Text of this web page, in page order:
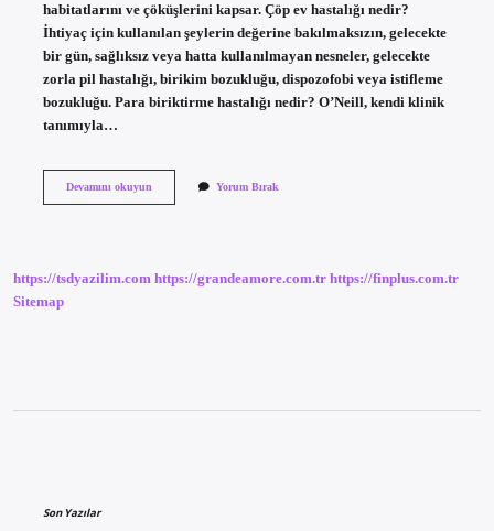
habitatlarını ve çöküşlerini kapsar. Çöp ev hastalığı nedir?
İhtiyaç için kullanılan şeylerin değerine bakılmaksızın, gelecekte
bir gün, sağlıksız veya hatta kullanılmayan nesneler, gelecekte
zorla pil hastalığı, birikim bozukluğu, dispozofobi veya istifleme
bozukluğu. Para biriktirme hastalığı nedir? O’Neill, kendi klinik
tanımıyla…
Devamını okuyunDispozofobi
Yorum Bırak
https://tsdyazilim.com https://grandeamore.com.tr https://finplus.com.tr
Sitemap
Son Yazılar